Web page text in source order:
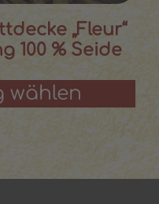
„Fleur“
100 % Seide
wählen